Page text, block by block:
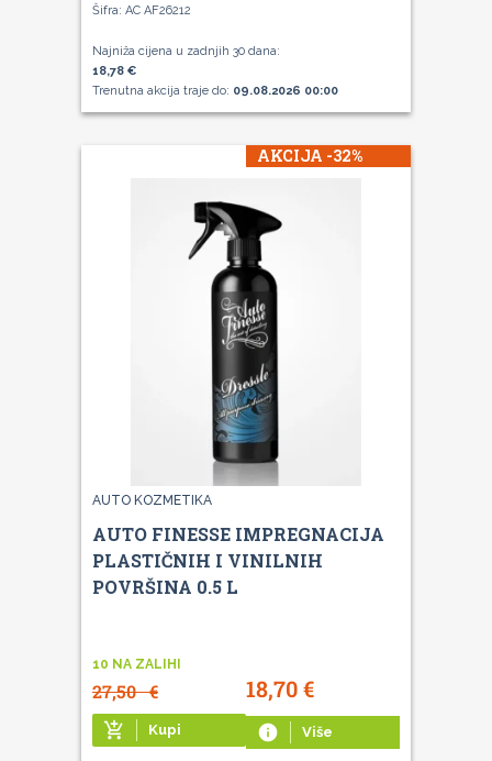
Šifra: AC AF26212
Najniža cijena u zadnjih 30 dana:
18,78 €
Trenutna akcija traje do: 09.08.2026 00:00
AKCIJA -32%
AUTO KOZMETIKA
AUTO FINESSE IMPREGNACIJA
PLASTIČNIH I VINILNIH
POVRŠINA 0.5 L
10 NA ZALIHI
27,50€ 18,70€
add_shopping_cart Kupi info Više